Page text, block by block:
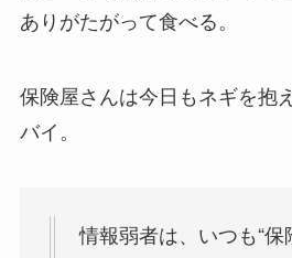
ありがたがって食べる。
保険屋さんは今日もネギを抱
バイ。
情報弱者は、いつも“保